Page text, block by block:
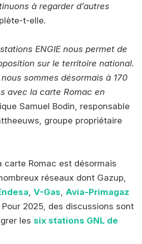
à regarder d’autres
t-elle.
ENGIE nous permet de
sur le territoire national.
sommes désormais à 170
avec la carte Romac en
Samuel Bodin, responsable
groupe propriétaire
carte Romac est désormais
réseaux dont Gazup,
V-Gas Avia-Primagaz
Pour 2025, des discussions sont
les six stations GNL de